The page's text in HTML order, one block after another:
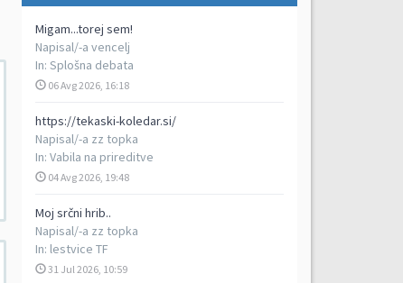
Migam...torej sem!
Napisal/-a vencelj
In: Splošna debata
06 Avg 2026, 16:18
https://tekaski-koledar.si/
Napisal/-a zz topka
In: Vabila na prireditve
04 Avg 2026, 19:48
Moj srčni hrib..
Napisal/-a zz topka
In: lestvice TF
31 Jul 2026, 10:59